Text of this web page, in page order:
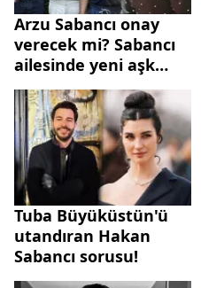
Arzu Sabancı onay
verecek mi? Sabancı
ailesinde yeni aşk
bombası!
Tuba Büyüküstün'ü
utandıran Hakan
Sabancı sorusu!